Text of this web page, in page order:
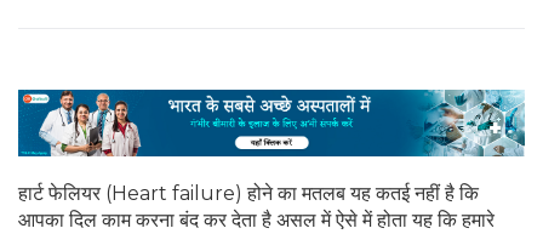
हार्ट फेलियर (Heart failure) होने का मतलब यह कतई नहीं है कि
आपका दिल काम करना बंद कर देता है असल में ऐसे में होता यह कि हमारे